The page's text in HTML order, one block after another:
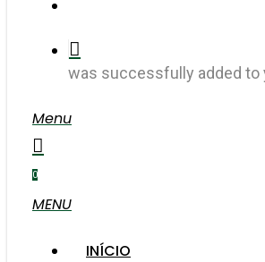
was successfully added to
Menu
search
account
0
MENU
INÍCIO